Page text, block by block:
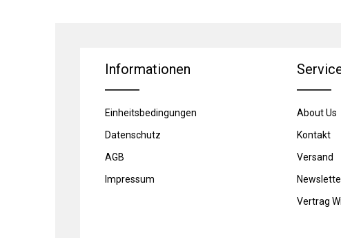
Informationen
Einheitsbedingungen
Datenschutz
AGB
Impressum
About Us
Kontakt
Versand
Vertrag